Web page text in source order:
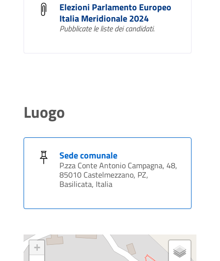
Elezioni Parlamento Europeo
Italia Meridionale 2024
Pubblicate le liste dei candidati.
Luogo
Sede comunale
P.zza Conte Antonio Campagna, 48,
85010 Castelmezzano, PZ,
Basilicata, Italia
+